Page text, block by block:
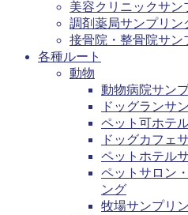
美容クリニックサン
調剤薬局サンプリン
接骨院・整骨院サン
各種ルート
動物
動物病院サン
ドッグランサ
ペット可ホテ
ドッグカフェ
ペットホテル
ペットサロン
ング
牧場サンプリ